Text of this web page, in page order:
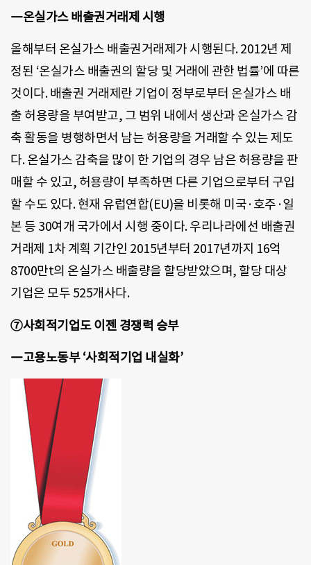
―온실가스 배출권거래제 시행
올해부터 온실가스 배출권거래제가 시행된다. 2012년 제
정된 ‘온실가스 배출권의 할당 및 거래에 관한 법률’에 따른
것이다. 배출권 거래제란 기업이 정부로부터 온실가스 배
출 허용량을 부여받고, 그 범위 내에서 생산과 온실가스 감
축 활동을 병행하면서 남는 허용량을 거래할 수 있는 제도
다. 온실가스 감축을 많이 한 기업의 경우 남은 허용량을 판
매할 수 있고, 허용량이 부족하면 다른 기업으로부터 구입
할 수도 있다. 현재 유럽연합(EU)을 비롯해 미국·호주·일
본 등 30여개 국가에서 시행 중이다. 우리나라에선 배출권
거래제 1차 계획 기간인 2015년부터 2017년까지 16억
8700만t의 온실가스 배출량을 할당받았으며, 할당 대상
기업은 모두 525개사다.
⑦사회적기업도 이젠 경쟁력 승부
―고용노동부 ‘사회적기업 내실화’